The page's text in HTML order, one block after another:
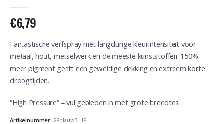
€6,79
Fantastische verfspray met langdurige kleurintensiteit voor
metaal, hout, metselwerk en de meeste kunststoffen. 150%
meer pigment geeft een geweldige dekking en extreem korte
droogtijden.
“High Pressure” = vul gebieden in met grote breedtes.
Artikelnummer: 28blauw3 HP